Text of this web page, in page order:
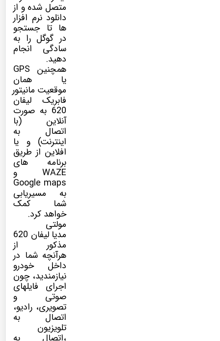
متصل شده و از
دانلود نرم افزار
ها تا جستجو
در گوگل را به
سادگی انجام
دهید.
همچنین GPS
یا همان
موقعیت مانیتور
فابریک لیفان
620 به صورت
آنلاین (با
اتصال به
اینترنت) و یا
افلاین از طریق
برنامه های
WAZE و
Google maps
به مسیریابی
شما کمک
خواهد کرد.
مولتی
مدیا لیفان 620
مذکور از
هرآنچه شما در
داخل خودرو
نیازمندید، چون
اجرای فایلهای
صوتی و
تصویری، رادیو،
اتصال به
تلویزیون
،اتصال به